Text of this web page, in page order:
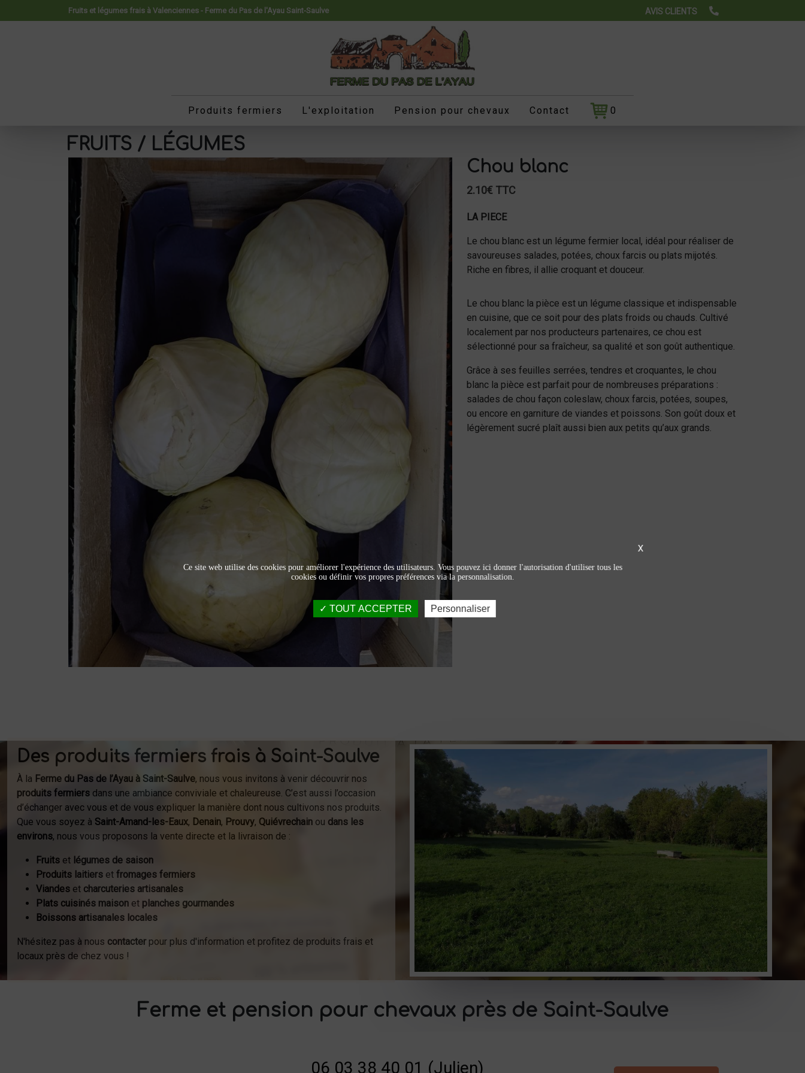
Fruits et légumes frais à Valenciennes - Ferme du Pas de l'Ayau Saint-Saulve AVIS CLIENTS
Produits fermiers L'exploitation Pension pour chevaux Contact 0
FRUITS / LÉGUMES
Chou blanc
2.10€ TTC
LA PIECE
Le chou blanc est un légume fermier local, idéal pour réaliser de
savoureuses salades, potées, choux farcis ou plats mijotés.
Riche en fibres, il allie croquant et douceur.
Le chou blanc la pièce est un légume classique et indispensable
en cuisine, que ce soit pour des plats froids ou chauds. Cultivé
localement par nos producteurs partenaires, ce chou est
sélectionné pour sa fraîcheur, sa qualité et son goût authentique.
Grâce à ses feuilles serrées, tendres et croquantes, le chou
blanc la pièce est parfait pour de nombreuses préparations :
salades de chou façon coleslaw, choux farcis, potées, soupes,
ou encore en garniture de viandes et poissons. Son goût doux et
légèrement sucré plaît aussi bien aux petits qu’aux grands.
Des produits fermiers frais à Saint-Saulve
À la Ferme du Pas de l’Ayau à Saint-Saulve, nous vous invitons à venir découvrir nos
produits fermiers dans une ambiance conviviale et chaleureuse. C’est aussi l’occasion
d’échanger avec vous et de vous expliquer la manière dont nous cultivons nos produits.
Que vous soyez à Saint-Amand-les-Eaux, Denain, Prouvy, Quiévrechain ou dans les
environs, nous vous proposons la vente directe et la livraison de :
Fruits et légumes de saison
Produits laitiers et fromages fermiers
Viandes et charcuteries artisanales
Plats cuisinés maison et planches gourmandes
Boissons artisanales locales
N'hésitez pas à nous contacterpour plus d'information et profitez de produits frais et
locaux près de chez vous !
Ferme et pension pour chevaux près de Saint-Saulve
06 03 38 40 01 (Julien)
Panneau de gestion des cookies
X
Ce site web utilise des cookies pour améliorer l'expérience des utilisateurs. Vous pouvez ici donner l'autorisation d'utiliser tous les
cookies ou définir vos propres préférences via la personnalisation.
TOUT ACCEPTER Personnaliser